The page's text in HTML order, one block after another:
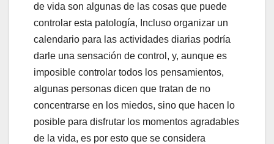
de vida son algunas de las cosas que puede
controlar esta patología, Incluso organizar un
calendario para las actividades diarias podría
darle una sensación de control, y, aunque es
imposible controlar todos los pensamientos,
algunas personas dicen que tratan de no
concentrarse en los miedos, sino que hacen lo
posible para disfrutar los momentos agradables
de la vida, es por esto que se considera